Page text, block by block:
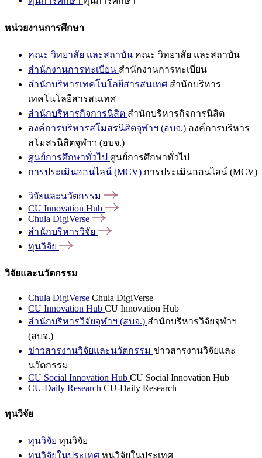
หน่วยงานการศึกษา
คณะ วิทยาลัย และสถาบัน คณะ วิทยาลัย และสถาบัน
สำนักงานการทะเบียน สำนักงานการทะเบียน
สำนักบริหารเทคโนโลยีสารสนเทศ สำนักบริหาร
เทคโนโลยีสารสนเทศ
สำนักบริหารกิจการนิสิต สำนักบริหารกิจการนิสิต
องค์การบริหารสโมสรนิสิตจุฬาฯ (อบจ.) องค์การบริหาร
สโมสรนิสิตจุฬาฯ (อบจ.)
ศูนย์การศึกษาทั่วไป ศูนย์การศึกษาทั่วไป
การประเมินออนไลน์ (MCV) การประเมินออนไลน์ (MCV)
วิจัยและนวัตกรรม
CU Innovation Hub
Chula DigiVerse
สำนักบริหารวิจัย
ทุนวิจัย
วิจัยและนวัตกรรม
Chula DigiVerse Chula DigiVerse
CU Innovation Hub CU Innovation Hub
สำนักบริหารวิจัยจุฬาฯ (สบจ.) สำนักบริหารวิจัยจุฬาฯ
(สบจ.)
ข่าวสารงานวิจัยและนวัตกรรม ข่าวสารงานวิจัยและ
นวัตกรรม
CU Social Innovation Hub CU Social Innovation Hub
CU-Daily Research CU-Daily Research
ทุนวิจัย
ทุนวิจัย ทุนวิจัย
ทุนวิจัยในประเทศ ทุนวิจัยในประเทศ